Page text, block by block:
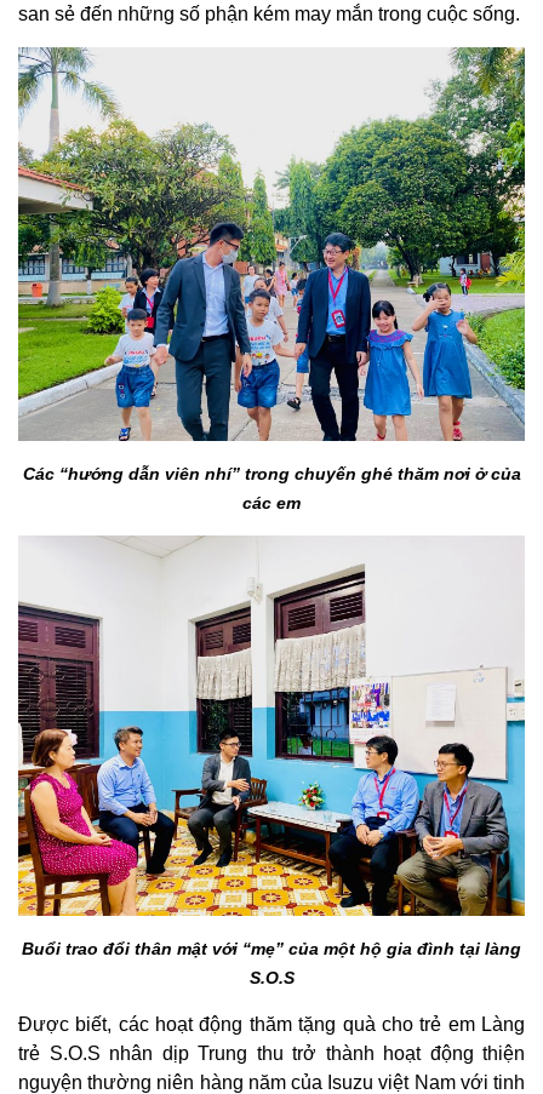
san sẻ đến những số phận kém may mắn trong cuộc sống.
Các “hướng dẫn viên nhí” trong chuyến ghé thăm nơi ở của
các em
Buổi trao đổi thân mật với “mẹ” của một hộ gia đình tại làng
S.O.S
Được biết, các hoạt động thăm tặng quà cho trẻ em Làng
trẻ S.O.S nhân dịp Trung thu trở thành hoạt động thiện
nguyện thường niên hàng năm của Isuzu việt Nam với tinh